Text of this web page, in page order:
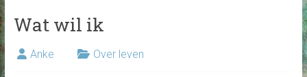
Wat wil ik
Anke Over leven